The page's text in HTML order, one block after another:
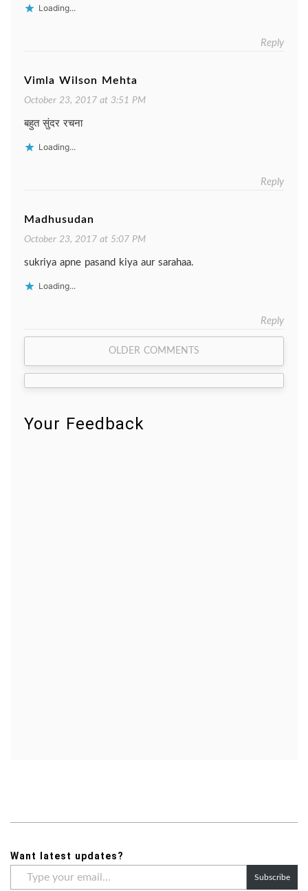
Loading...
Reply
Vimla Wilson Mehta
October 23, 2017 at 3:51 PM
बहुत सुंदर रचना
Loading...
Reply
Madhusudan
October 23, 2017 at 5:07 PM
sukriya apne pasand kiya aur sarahaa.
Loading...
Reply
Comment
navigation
OLDER COMMENTS
Your Feedback
Want latest updates?
Subscribe